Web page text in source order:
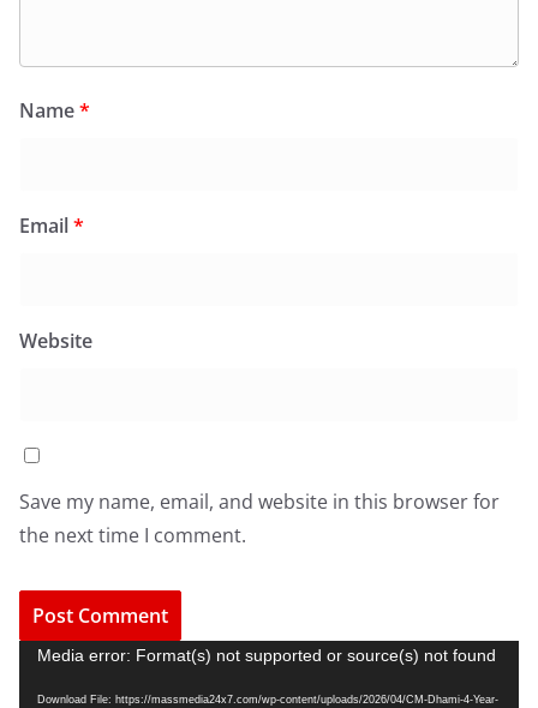
Name*
Email*
Website
Save my name, email, and website in this browser for
the next time I comment.
Media error: Format(s) not supported or source(s) not found
Download File: https://massmedia24x7.com/wp-content/uploads/2026/04/CM-Dhami-4-Year-